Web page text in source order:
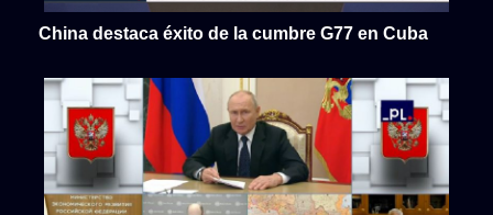
China destaca éxito de la cumbre G77 en Cuba